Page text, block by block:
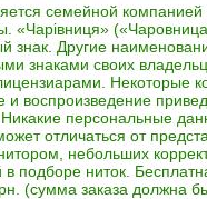
семейной компанией
«Чарівниця»
знак. Другие
знаками своих
Некоторые
воспроизведение
персональные
отличаться от
небольших
подборе ниток.
(сумма заказа должна